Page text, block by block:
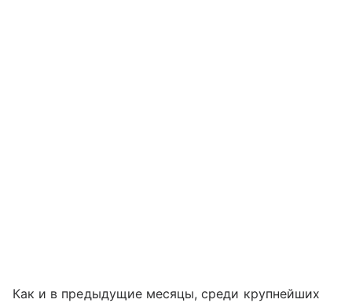
Как и в предыдущие месяцы, среди крупнейших